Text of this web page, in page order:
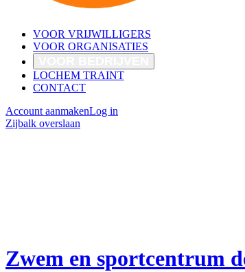
VOOR VRIJWILLIGERS
VOOR ORGANISATIES
LOCHEM TRAINT
CONTACT
Account aanmakenLog in
Zijbalk overslaan
Zwem en sportcentrum